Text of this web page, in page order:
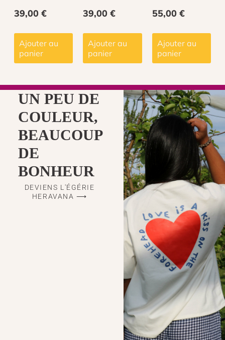
39,00 €
Ajouter au
panier
39,00€
Ajouter au
panier
55,00 €
Ajouter au
panier
UN PEU DE
COULEUR,
BEAUCOUP
DE
BONHEUR
DEVIENS L'ÉGÉRIE
HERAVANA ⟶